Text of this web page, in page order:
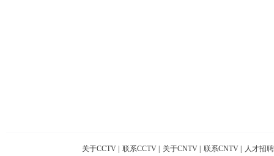
关于CCTV 联系CCTV 关于CNTV 联系CNTV 人才招聘